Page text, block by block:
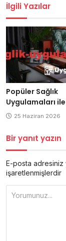
İlgili Yazılar
Popüler Sağlık
Uygulamaları ile
25 Haziran 2026
Bir yanıt yazın
E-posta adresiniz
işaretlenmişlerdir